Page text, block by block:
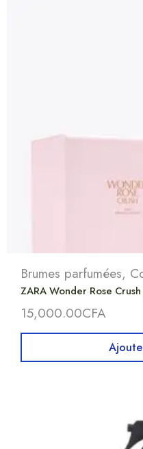
Brumes parfumées,
ZARA Wonder Rose
15,000.00CFA